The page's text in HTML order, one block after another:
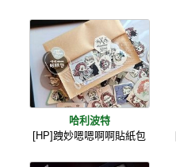
哈利波特
[HP]跩妙嗯嗯啊啊貼紙包